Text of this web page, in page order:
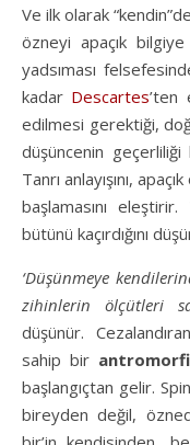
Ve ilk olarak
özneyi apaçık
yadsıması
kadar Descartes’ten
edilmesi gerektiği,
düşüncenin
Tanrı anlayışını,
başlamasını
bütünü kaçırdığını
‘Düşünmeye
zihinlerin ölçütleri
düşünür.
sahip bir
başlangıçtan gelir.
bireyden değil,